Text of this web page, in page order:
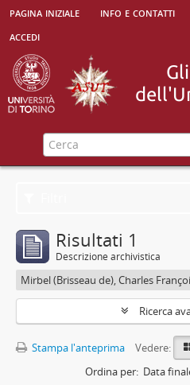
pagina iniziale info e contatti
accedi
Risultati 1
Descrizione archivistica
Mirbel (Brisseau de), Charles
Ricerca
Stampa l'anteprima
Vedere:
Ordina per: Data